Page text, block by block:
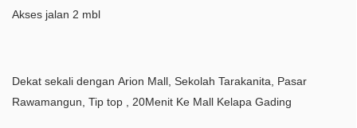
Akses jalan 2 mbl
Dekat sekali dengan Arion Mall, Sekolah Tarakanita, Pasar
Rawamangun, Tip top , 20Menit Ke Mall Kelapa Gading